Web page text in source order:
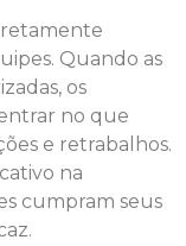
Quando as
os
no que
e retrabalhos.
na
cumpram seus